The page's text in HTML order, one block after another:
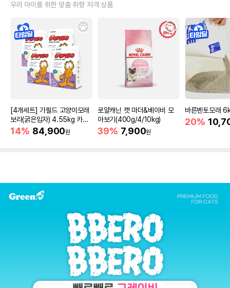
우리 아이를 위한 맞춤 취향 저격 상품
[4개세트] 가필드 고양이모래
보라(굵은입자) 4.55kg 카사
바모래
14% 84,900원
로얄캐닌 캣 마더&베이비 모
아보기(400g/4/10kg)
39% 7,900원
바른벤토모래
20%